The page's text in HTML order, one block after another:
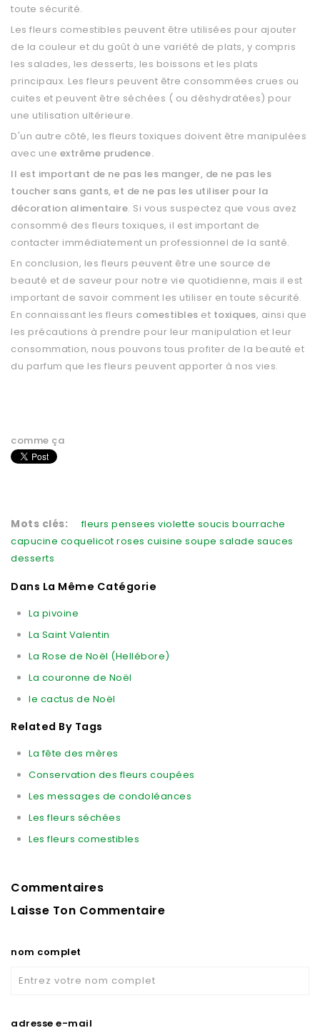
toute sécurité.
Les fleurs comestibles peuvent être utilisées pour ajouter
de la couleur et du goût à une variété de plats, y compris
les salades, les desserts, les boissons et les plats
principaux. Les fleurs peuvent être consommées crues ou
cuites et peuvent être séchées ( ou déshydratées) pour
une utilisation ultérieure.
D'un autre côté, les fleurs toxiques doivent être manipulées
avec une extrême prudence.
Il est important de ne pas les manger, de ne pas les
toucher sans gants, et de ne pas les utiliser pour la
décoration alimentaire. Si vous suspectez que vous avez
consommé des fleurs toxiques, il est important de
contacter immédiatement un professionnel de la santé.
En conclusion, les fleurs peuvent être une source de
beauté et de saveur pour notre vie quotidienne, mais il est
important de savoir comment les utiliser en toute sécurité.
En connaissant les fleurs comestibles et toxiques, ainsi que
les précautions à prendre pour leur manipulation et leur
consommation, nous pouvons tous profiter de la beauté et
du parfum que les fleurs peuvent apporter à nos vies.
comme ça
Mots clés: fleurs pensees violette soucis bourrache
capucine coquelicot roses cuisine soupe salade sauces
desserts
Dans La Même Catégorie
La pivoine
La Saint Valentin
La Rose de Noël (Hellébore)
La couronne de Noël
le cactus de Noël
Related By Tags
La fête des mères
Conservation des fleurs coupées
Les messages de condoléances
Les fleurs séchées
Les fleurs comestibles
Commentaires
Laisse Ton Commentaire
nom complet
adresse e-mail